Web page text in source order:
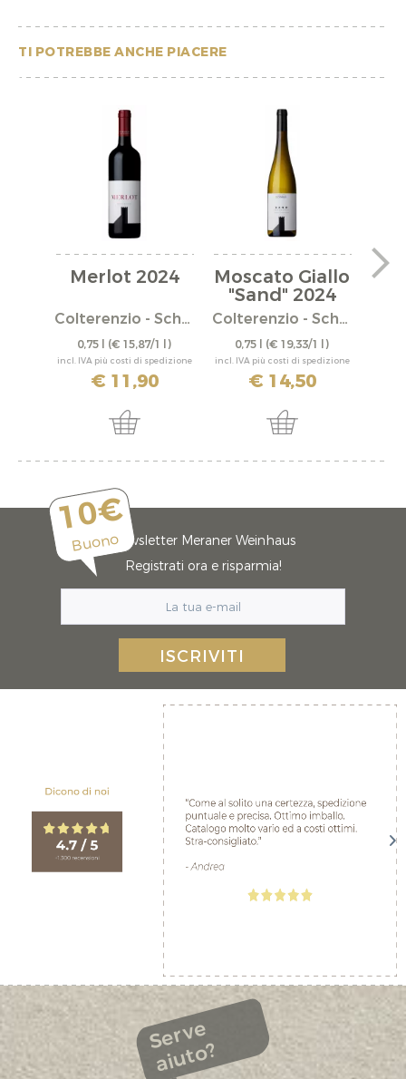
TI POTREBBE ANCHE PIACERE
Merlot 2024
Colterenzio - Schreckbichl
0,75 l (€ 15,87/1 l)
incl. IVA più costi di spedizione
€ 11,90
Moscato Giallo
"Sand" 2024
Colterenzio - Schreckbichl
0,75 l (€ 19,33/1 l)
incl. IVA più costi di spedizione
€ 14,50
10€
BuonoNewsletter Meraner Weinhaus
Registrati ora e risparmia!
ISCRIVITI
Serve
aiuto?